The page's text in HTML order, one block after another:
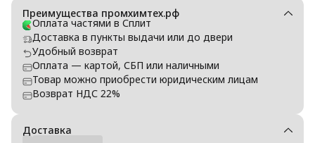
Преимущества промхимтех.рф
Оплата частями в Сплит
Доставка в пункты выдачи или до двери
Удобный возврат
Оплата — картой, СБП или наличными
Товар можно приобрести юридическим лицам
Возврат НДС 22%
Доставка